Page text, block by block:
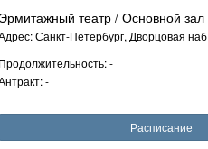
Эрмитажный театр / Основной зал
Санкт-Петербург, Дворцовая
Продолжительность: -
-
Расписание